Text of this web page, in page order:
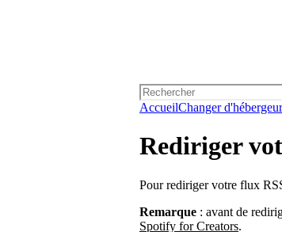
AccueilChanger d'hébergeur
Rediriger
Pour rediriger votre flux
Remarque : avant de
Spotify for Creators.